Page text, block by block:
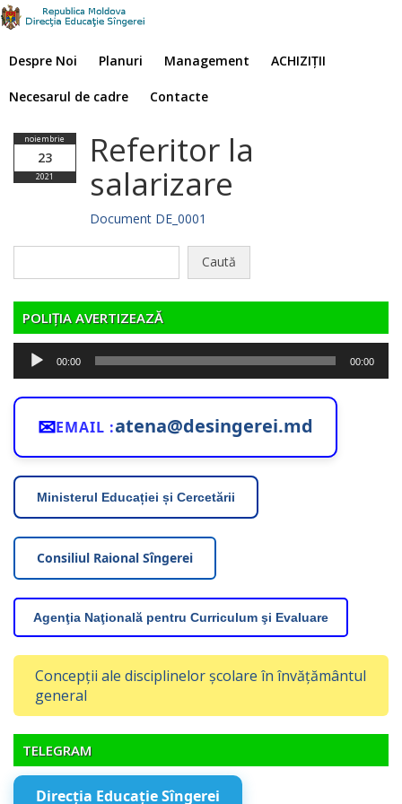
Despre Noi Planuri Management ACHIZIȚII
Necesarul de cadre Contacte
noiembrie
23
2021
Referitor la
salarizare
Document DE_0001
POLIȚIA AVERTIZEAZĂ
Player
audio
00:00 00:00
✉EMAIL :atena@desingerei.md
Ministerul Educației și Cercetării
Consiliul Raional Sîngerei
Agenţia Naţională pentru Curriculum şi Evaluare
Concepții ale disciplinelor școlare în învățământul
general
TELEGRAM
Direcția Educație Sîngerei